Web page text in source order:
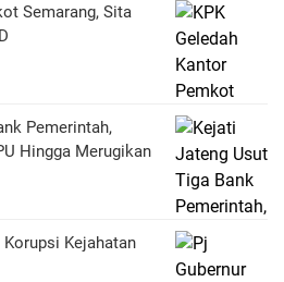
Semarang, Sita
Pemerintah,
Hingga Merugikan
Korupsi Kejahatan